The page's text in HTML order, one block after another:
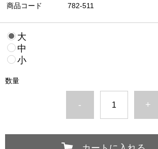
商品コード
782-511
大
中
小
数量
- +